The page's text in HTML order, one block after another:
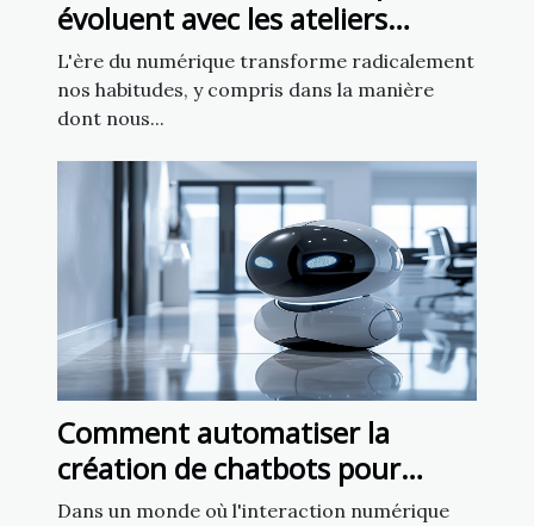
évoluent avec les ateliers
d'intelligence artificielle
L'ère du numérique transforme radicalement
nos habitudes, y compris dans la manière
dont nous...
Comment automatiser la
création de chatbots pour
améliorer l'engagement client
Dans un monde où l'interaction numérique